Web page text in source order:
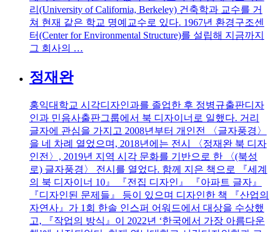
리(University of California, Berkeley) 건축학과 교수를 거
쳐 현재 같은 학교 명예교수로 있다. 1967년 환경구조센
터(Center for Environmental Structure)를 설립해 지금까지
그 회사의 …
정재완
홍익대학교 시각디자인과를 졸업한 후 정병규출판디자
인과 민음사출판그룹에서 북 디자이너로 일했다. 거리
글자에 관심을 가지고 2008년부터 개인전 〈글자풍경〉
을 네 차례 열었으며, 2018년에는 전시 〈정재완 북 디자
인전〉, 2019년 지역 시각 문화를 기반으로 한 〈(북성
로) 글자풍경〉 전시를 열었다. 함께 지은 책으로 『세계
의 북 디자이너 10』 『전집 디자인』 『아파트 글자』
『디자인된 문제들』 등이 있으며 디자인한 책 『산업의
자연사』가 1회 한솔 인스퍼 어워드에서 대상을 수상했
고, 『작업의 방식』이 2022년 ‘한국에서 가장 아름다운